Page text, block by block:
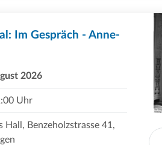
Im Gespräch - Anne-
2026
Uhr
Hall, Benzeholzstrasse 41,